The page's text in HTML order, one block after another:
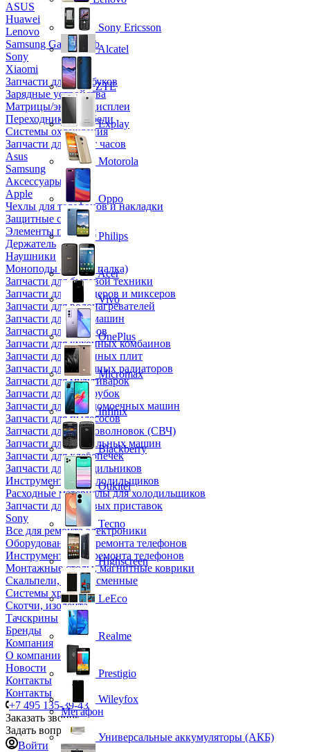
ASUS
Huawei
Lenovo
Samsung Galaxy Tab
Sony
Xiaomi
Запчасти для ноутбуков
Зарядные устройства
Матрицы/экраны/дисплеи
Переходники и кабели
Системы охлаждения
Запчасти для смарт часов
Asus
Samsung
Аксессуары
Apple
Чехлы для телефонов и накладки
Защитные стекла
Элементы питания
Держатель
Наушники
Моноподы (Селфи палка)
Запчасти для бытовой техники
Запчасти для блендеров и миксеров
Запчасти для водонагревателей
Запчасти для кофемашин
Запчасти для кулеров
Запчасти для кухонных комбаинов
Запчасти для кухонных плит
Запчасти для масляных радиаторов
Запчасти для мультиварок
Запчасти для мясорубок
Запчасти для посудомоечных машин
Запчасти для пылесосов
Запчасти для микроволновок (СВЧ)
Запчасти для стиральных машин
Запчасти для хлебопечек
Запчасти для холодильников
Инструмент для холодильщиков
Расходные материалы для холодильщиков
Запчасти для игровых приставок
Sony
Все для ремонта электроники
Оборудование для ремонта телефонов
Инструменты для ремонта телефонов
Монтажные столы, магнитные коврики
Скальпели, лезвия сменные
Системы хранения
Скотчи, изолента
Тачскрины
Бренды
Компания
О компании
Новости
Контакты
Контакты
+7 495 135-39-43
Заказать звонок
Задать вопрос
Войти
Sony Ericsson
Alcatel
ZTE
Explay
Motorola
Oppo
Philips
Acer
Vivo
OnePlus
Micromax
Infinix
Blackberry
Oukitel
Tecno
Highscreen
LeEco
Realme
Prestigio
Wileyfox
Мегафон
Универсальные аккумуляторы (АКБ)